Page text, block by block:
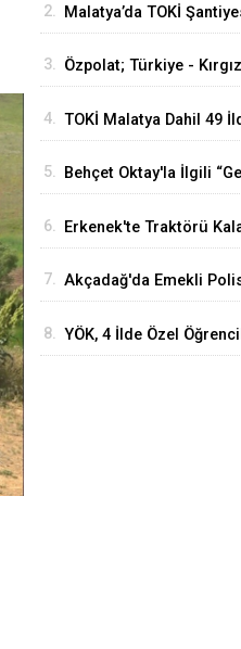
2. Malatya’da TOKİ
3. Özpolat; Türkiye -
Olacaktır
4. TOKİ Malatya Dahil 49
5. Behçet Oktay'la İlgili
6. Erkenek'te Traktörü
Ağır Yaralandı
7. Akçadağ'da Emekli
8. YÖK, 4 İlde Özel